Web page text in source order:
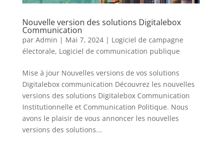
Nouvelle version des solutions Digitalebox
Communication
par Admin | Mai 7, 2024| Logiciel de campagne
électorale, Logiciel de communication publique
Mise à jour Nouvelles versions de vos solutions
Digitalebox communication Découvrez les nouvelles
versions des solutions Digitalebox Communication
Institutionnelle et Communication Politique. Nous
avons le plaisir de vous annoncer les nouvelles
versions des solutions...